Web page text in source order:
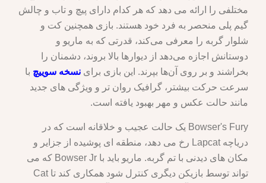
مختلفی را ارائه می دهد که هر کدام دارای پیچ و تاب و چالش
گیم پلی منحصر به فرد خود هستند. بازی همچنین کت و
شلوار گربه را معرفی می‌کند، قدرتی که به ماریو و
دوستانش اجازه می‌دهد از دیوارها بالا بروند، دشمنان را
بخراشند و بر روی آن‌ها بپرند. این بازی برای نسخه سوییچ با
سرعت حرکت بیشتر، گرافیک روان تر و ویژگی های جدید
مانند حالت عکس و مهر بهبود یافته است.
Bowser's Fury یک حالت عجیب و خلاقانه است که در
دریاچه Lapcat رخ می دهد، منطقه ای پوشیده از جزایر و
مکان های دیدنی با تم گربه. ماریو باید با Bowser Jr که می
تواند توسط بازیکن دیگری کنترل شود همکاری کند تا Cat